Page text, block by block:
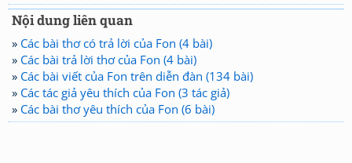
Nội dung liên quan
» Các bài thơ có trả lời của Fon (4 bài)
» Các bài trả lời thơ của Fon (4 bài)
» Các bài viết của Fon trên diễn đàn (134 bài)
» Các tác giả yêu thích của Fon (3 tác giả)
» Các bài thơ yêu thích của Fon (6 bài)